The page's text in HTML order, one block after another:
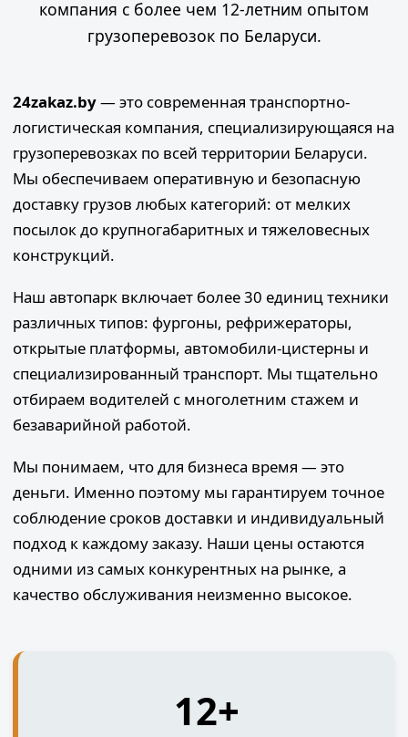
компания с более чем 12-летним опытом
грузоперевозок по Беларуси.
24zakaz.by— это современная транспортно-
логистическая компания, специализирующаяся на
грузоперевозках по всей территории Беларуси.
Мы обеспечиваем оперативную и безопасную
доставку грузов любых категорий: от мелких
посылок до крупногабаритных и тяжеловесных
конструкций.
Наш автопарк включает более 30 единиц техники
различных типов: фургоны, рефрижераторы,
открытые платформы, автомобили-цистерны и
специализированный транспорт. Мы тщательно
отбираем водителей с многолетним стажем и
безаварийной работой.
Мы понимаем, что для бизнеса время — это
деньги. Именно поэтому мы гарантируем точное
соблюдение сроков доставки и индивидуальный
подход к каждому заказу. Наши цены остаются
одними из самых конкурентных на рынке, а
качество обслуживания неизменно высокое.
12+